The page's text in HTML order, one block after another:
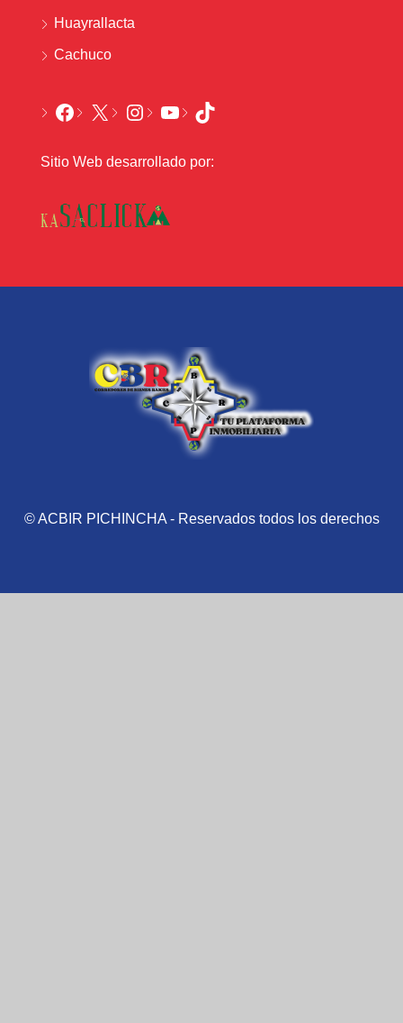
Huayrallacta
Cachuco
Sitio Web desarrollado por:
© ACBIR PICHINCHA - Reservados todos los derechos